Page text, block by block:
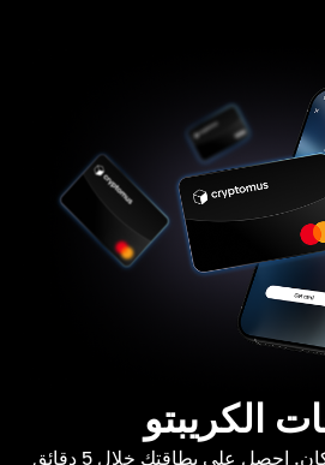
الكريبتو
احصل على بطاقتك خلال 5 دقائق